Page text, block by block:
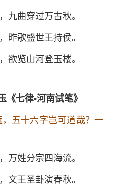
九曲穿过万古秋。
昨歌盛世王持侯。
欲览山河登玉楼。
《七律•河南试笔》
五十六字岂可道哉？一
万姓分宗四海流。
文王圣卦演春秋。